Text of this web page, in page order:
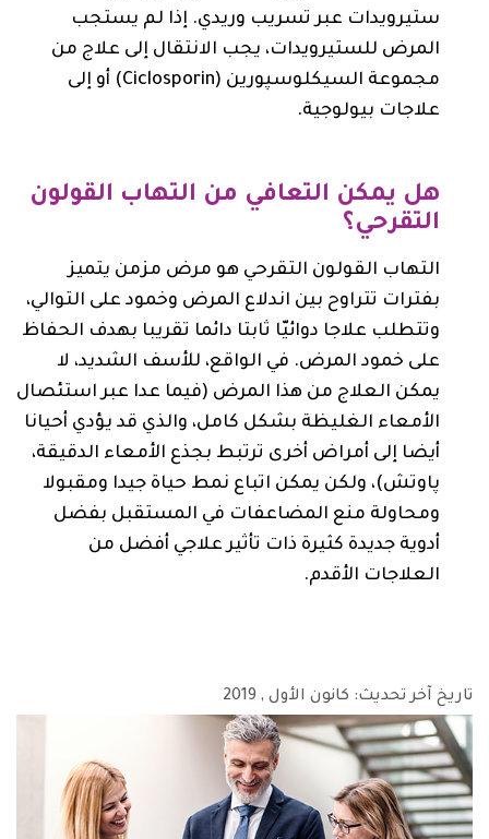
ستيرويدات عبر تسريب وريدي. إذا لم يستجب
المرض للستيرويدات، يجب الانتقال إلى علاج من
مجموعة السيكلوسپورين (Ciclosporin) أو إلى
علاجات بيولوجية.
هل يمكن التعافي من التهاب القولون
التقرحي؟
التهاب القولون التقرحي هو مرض مزمن يتميز
بفترات تتراوح بين اندلاع المرض وخمود على التوالي،
وتتطلب علاجا دوائيّا ثابتا دائما تقريبا بهدف الحفاظ
على خمود المرض. في الواقع، للأسف الشديد، لا
يمكن العلاج من هذا المرض (فيما عدا عبر استئصال
الأمعاء الغليظة بشكل كامل، والذي قد يؤدي أحيانا
أيضا إلى أمراض أخرى ترتبط بجذع الأمعاء الدقيقة،
پاوتش)، ولكن يمكن اتباع نمط حياة جيدا ومقبولا
ومحاولة منع المضاعفات في المستقبل بفضل
أدوية جديدة كثيرة ذات تأثير علاجي أفضل من
العلاجات الأقدم.
تاريخ آخر تحديث: كانون الأول , 2019